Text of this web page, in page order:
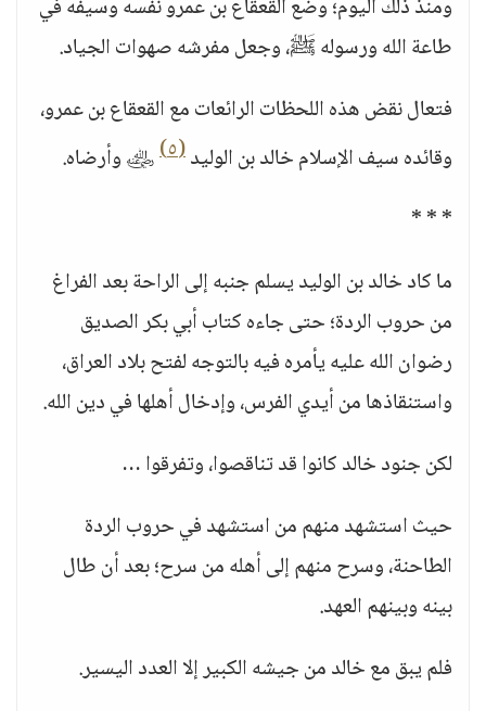
ومنذ ذلك اليوم؛ وضع القعقاع بن عمرو نفسه وسيفه في
طاعة الله ورسوله ﷺ، وجعل مفرشه صهوات الجياد.
فتعال نقض هذه اللحظات الرائعات مع القعقاع بن عمرو،
وقائده سيف الإسلام خالد بن الوليد(٥)
﵁ وأرضاه.
* * *
ما كاد خالد بن الوليد يسلم جنبه إلى الراحة بعد الفراغ
من حروب الردة؛ حتى جاءه كتاب أبي بكر الصديق
رضوان الله عليه يأمره فيه بالتوجه لفتح بلاد العراق،
واستنقاذها من أيدي الفرس، وإدخال أهلها في دين الله.
لكن جنود خالد كانوا قد تناقصوا، وتفرقوا …
حيث استشهد منهم من استشهد في حروب الردة
الطاحنة، وسرح منهم إلى أهله من سرح؛ بعد أن طال
بينه وبينهم العهد.
فلم يبق مع خالد من جيشه الكبير إلا العدد اليسير.